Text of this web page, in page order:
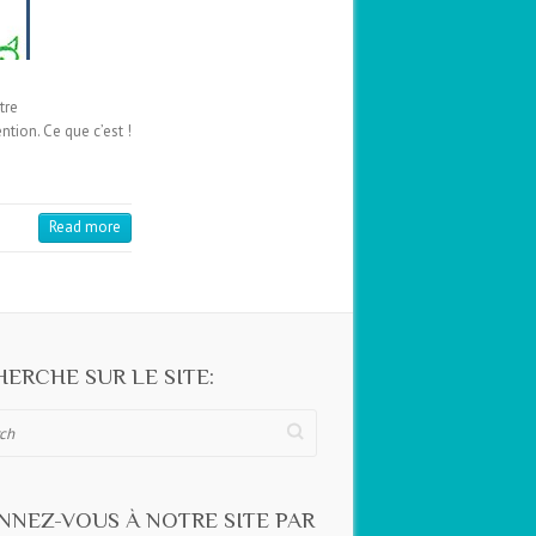
Ce que c’est !
Read more
SUR LE SITE:
VOUS À NOTRE SITE PAR